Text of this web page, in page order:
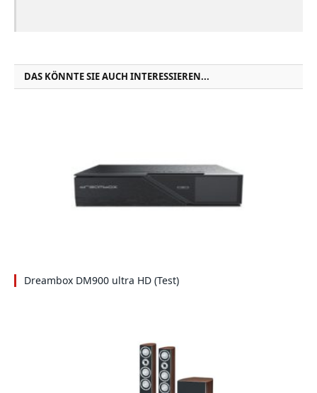
DAS KÖNNTE SIE AUCH INTERESSIEREN...
Dreambox DM900 ultra HD (Test)